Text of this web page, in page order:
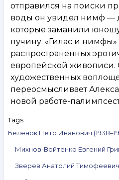
отправился на поиски
воды он увидел нимф —
которые заманили
пучину. «Гилас и
распространенных
европейской живописи.
художественных
переосмысливает
новой работе-
Tags
Беленок Пётр Иванович
Михнов-Войтенко Евгений
Зверев Анатолий Тимофеевич